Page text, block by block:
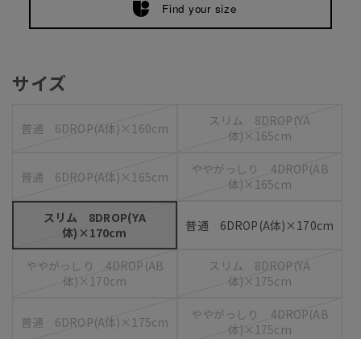
Find your size
サイズ
普通 6DROP(A体)×160cm
スリム 8DROP(YA
体)×165cm
普通 6DROP(A体)×165cm
ややがっしり 4DROP(AB
体)×165cm
スリム 8DROP(YA
体)×170cm
普通 6DROP(A体)×170cm
ややがっしり 4DROP(AB
体)×170cm
スリム 8DROP(YA
体)×175cm
普通 6DROP(A体)×175cm
ややがっしり 4DROP(AB
体)×175cm